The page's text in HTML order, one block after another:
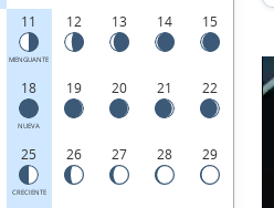
11
MENGUANTE
12 13 14 15
18
NUEVA
19 20 21 22
25
CRECIENTE
26 27 28 29